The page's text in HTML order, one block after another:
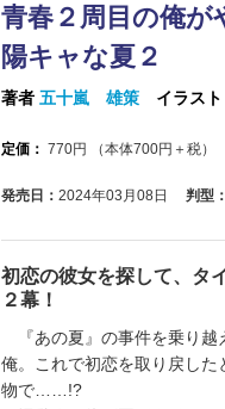
青春２周目の俺
陽キャな夏２
著者 五十嵐 雄策 イラスト
定価： 770円 （本体700円＋税）
発売日： 2024年03月08日 判型：
初恋の彼女を探して、タ
２幕！
『あの夏』の事件を乗り越
俺。これで初恋を取り戻した
物で……!?